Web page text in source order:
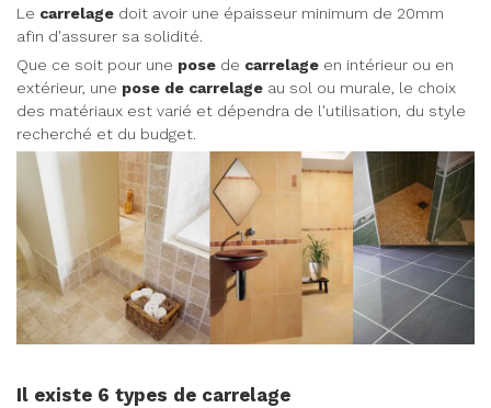
Le carrelage doit avoir une épaisseur minimum de 20mm
afin d'assurer sa solidité.
Que ce soit pour une pose de carrelage en intérieur ou en
extérieur, une pose de carrelage au sol ou murale, le choix
des matériaux est varié et dépendra de l'utilisation, du style
recherché et du budget.
Il existe 6 types de carrelage